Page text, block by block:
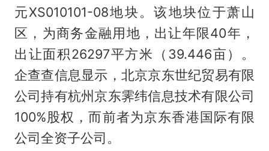
元XS010101-08地块。该地块位于萧山
区，为商务金融用地，出让年限40年，
出让面积26297平方米（39.446亩）。
企查查信息显示，北京京东世纪贸易有限
公司持有杭州京东霁纬信息技术有限公司
100%股权，而前者为京东香港国际有限
公司全资子公司。